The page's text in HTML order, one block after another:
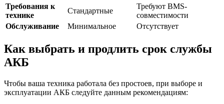
Требования к
технике
Стандартные
Требуют BMS-
совместимости
Обслуживание
Минимальное Отсутствует
Как выбрать и продлить срок службы
АКБ
Чтобы ваша техника работала без простоев, при выборе и
эксплуатации АКБ следуйте данным рекомендациям: